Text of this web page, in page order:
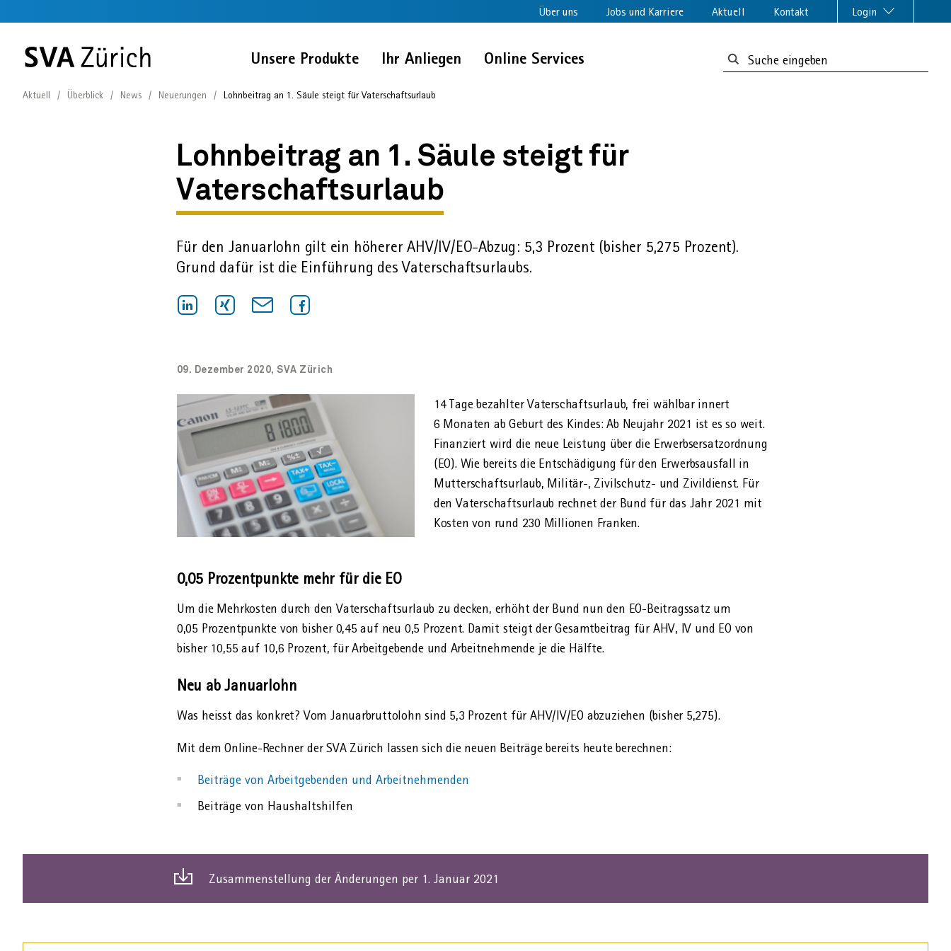
Navigation
Über uns Jobs und Karriere Aktuell Kontakt Login
Startseite
Unsere Produkte Ihr Anliegen Online Services Suchformular:
Lohnbeitrag
Aktuell Überblick News Neuerungen Lohnbeitrag an 1. Säule steigt für Vaterschaftsurlaub
Lohnbeitrag an 1. Säule steigt für
Vaterschaftsurlaub
Für den Januar­lohn gilt ein höherer AHV/IV/EO-Abzug: 5,3 Prozent (bisher 5,275 Prozent).
Grund dafür ist die Ein­führung des Vater­schafts­urlaubs.
09. Dezember 2020, SVA Zürich
14 Tage bezahlter Vaterschafts­urlaub, frei wähl­bar innert
6 Monaten ab Geburt des Kindes: Ab Neujahr 2021 ist es so weit.
Finanziert wird die neue Leistung über die Erwerbs­ersatz­ordnung
(EO). Wie bereits die Entschädigung für den Erwerbs­ausfall in
Mutterschafts­urlaub, Militär-, Zivil­schutz- und Zivil­dienst. Für
den Vaterschafts­urlaub rechnet der Bund für das Jahr 2021 mit
Kosten von rund 230 Millionen Franken.
0,05 Prozent­punkte mehr für die EO
Um die Mehr­kosten durch den Vater­schafts­urlaub zu decken, erhöht der Bund nun den EO-Beitrags­satz um
0,05 Prozent­punkte von bisher 0,45 auf neu 0,5 Prozent. Damit steigt der Gesamt­beitrag für AHV, IV und EO von
bisher 10,55 auf 10,6 Prozent, für Arbeit­gebende und Arbeit­nehmende je die Hälfte.
Neu ab Januarlohn
Was heisst das konkret? Vom Januar­brutto­lohn sind 5,3 Prozent für AHV/IV/EO abzuziehen (bisher 5,275).
Mit dem Online-Rechner der SVA Zürich lassen sich die neuen Beiträge bereits heute berechnen:
Beiträge von Arbeitgebenden und Arbeitnehmenden
Beiträge von Haushaltshilfen
Dies
ist
download
Zusammenstellung der Änderungen per 1. Januar 2021